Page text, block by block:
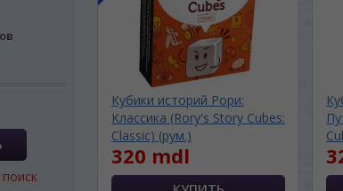
Кубики историй Рори:
Классика (Rory's Story Cubes:
Classic) (рум.)
320 mdl